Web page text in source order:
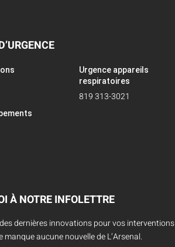
Urgence appareils
respiratoires
819 313-3021
À NOTRE INFOLETTRE
dernières innovations pour vos interventions
manque aucune nouvelle de L’Arsenal.